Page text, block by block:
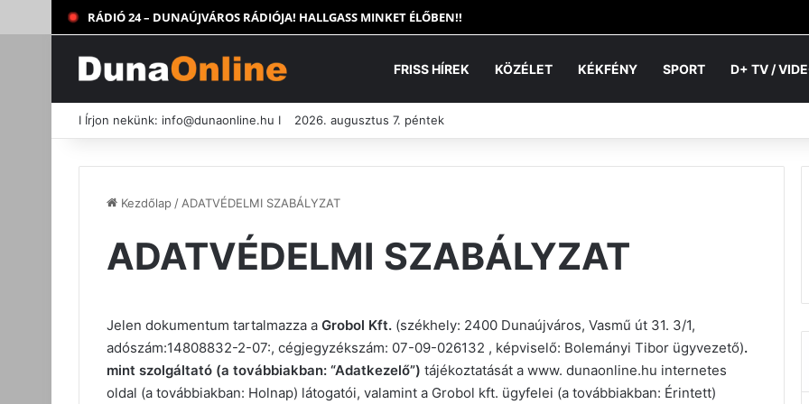
RÁDIÓ 24 – DUNAÚJVÁROS RÁDIÓJA! HALLGASS MINKET ÉLŐBEN!!
FRISS HÍREK KÖZÉLET KÉKFÉNY SPORT D+ TV /
I Írjon nekünk: info@dunaonline.hu I 2026. augusztus 7. péntek
Kezdőlap / ADATVÉDELMI SZABÁLYZAT
ADATVÉDELMI SZABÁLYZAT
Jelen dokumentum tartalmazza a Grobol Kft. (székhely: 2400 Dunaújváros, Vasmű út 31. 3/1,
adószám:14808832-2-07:, cégjegyzékszám: 07-09-026132 , képviselő: Bolemányi Tibor ügyvezető).
mint szolgáltató (a továbbiakban: “Adatkezelő”) tájékoztatását a www. dunaonline.hu internetes
oldal (a továbbiakban: Holnap) látogatói, valamint a Grobol kft. ügyfelei (a továbbiakban: Érintett)